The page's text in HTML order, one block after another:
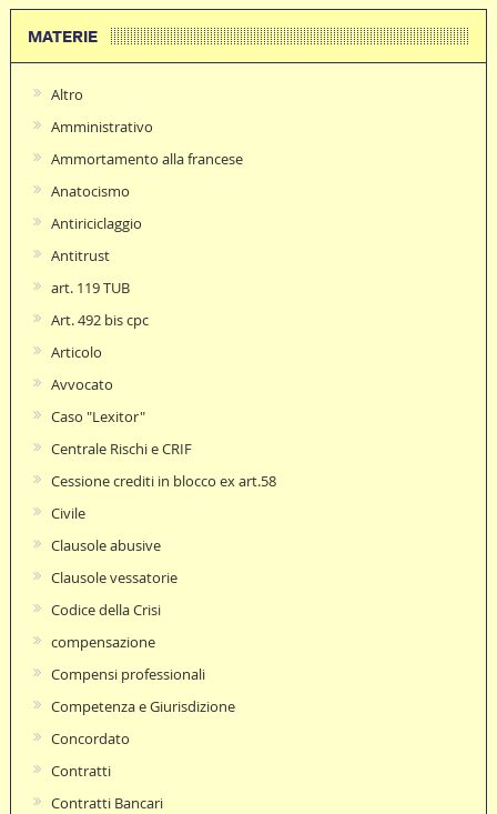
MATERIE
Altro
Amministrativo
Ammortamento alla francese
Anatocismo
Antiriciclaggio
Antitrust
art. 119 TUB
Art. 492 bis cpc
Articolo
Avvocato
Caso "Lexitor"
Centrale Rischi e CRIF
Cessione crediti in blocco ex art.58
Civile
Clausole abusive
Clausole vessatorie
Codice della Crisi
compensazione
Compensi professionali
Competenza e Giurisdizione
Concordato
Contratti
Contratti Bancari